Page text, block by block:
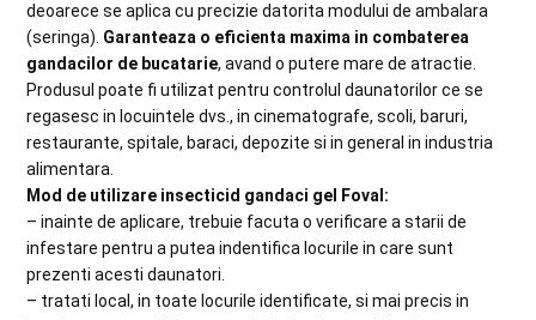
deoarece se aplica cu precizie datorita modului de ambalara
(seringa). Garanteaza o eficienta maxima in combaterea
gandacilor de bucatarie, avand o putere mare de atractie.
Produsul poate fi utilizat pentru controlul daunatorilor ce se
regasesc in locuintele dvs., in cinematografe, scoli, baruri,
restaurante, spitale, baraci, depozite si in general in industria
alimentara.
Mod de utilizare insecticid gandaci gel Foval:
– inainte de aplicare, trebuie facuta o verificare a starii de
infestare pentru a putea indentifica locurile in care sunt
prezenti acesti daunatori.
– tratati local, in toate locurile identificate, si mai precis in